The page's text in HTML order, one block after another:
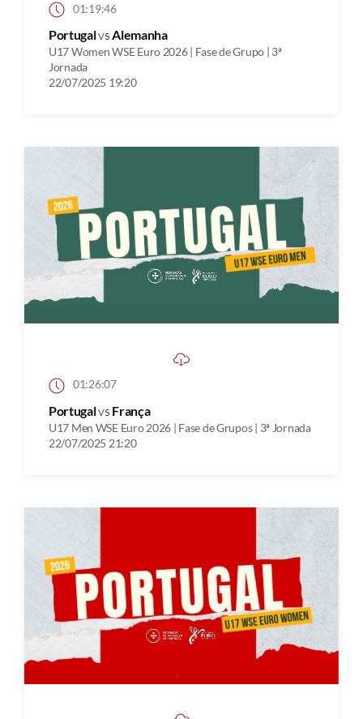
01:19:46
PortugalvsAlemanha
U17 Women WSE Euro 2026 | Fase de Grupo | 3ª
Jornada
22/07/2025 19:20
01:26:07
Portugalvs França
U17 Men WSE Euro 2026 | Fase de Grupos | 3ª Jornada
22/07/2025 21:20